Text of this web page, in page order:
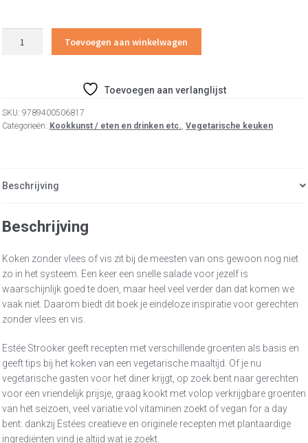
Toevoegen aan winkelwagen
Toevoegen aan verlanglijst
SKU: 9789400506817
Categorieën: Kookkunst / eten en drinken etc., Vegetarische keuken
Beschrijving
Beschrijving
Koken zonder vlees of vis zit bij de meesten van ons gewoon nog niet
zo in het systeem. Een keer een snelle salade voor jezelf is
waarschijnlijk goed te doen, maar heel veel verder dan dat komen we
vaak niet. Daarom biedt dit boek je eindeloze inspiratie voor gerechten
zonder vlees en vis.
Estée Strooker geeft recepten met verschillende groenten als basis en
geeft tips bij het koken van een vegetarische maaltijd. Of je nu
vegetarische gasten voor het diner krijgt, op zoek bent naar gerechten
voor een vriendelijk prijsje, graag kookt met volop verkrijgbare groenten
van het seizoen, veel variatie vol vitaminen zoekt of vegan for a day
bent: dankzij Estées creatieve en originele recepten met plantaardige
ingrediënten vind je altijd wat je zoekt.